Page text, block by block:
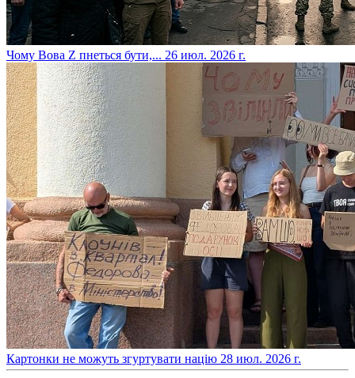
​Чому Вова Z пнеться бути,... 26 июл. 2026 г.
​Картонки не можуть згуртувати націю 28 июл. 2026 г.